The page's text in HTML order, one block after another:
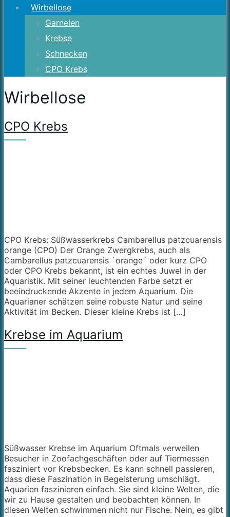
Wirbellose
Garnelen
Krebse
Schnecken
CPO Krebs
Wirbellose
CPO Krebs
CPO Krebs: Süßwasserkrebs Cambarellus patzcuarensis
orange (CPO) Der Orange Zwergkrebs, auch als
Cambarellus patzcuarensis `orange´ oder kurz CPO
oder CPO Krebs bekannt, ist ein echtes Juwel in der
Aquaristik. Mit seiner leuchtenden Farbe setzt er
beeindruckende Akzente in jedem Aquarium. Die
Aquarianer schätzen seine robuste Natur und seine
Aktivität im Becken. Dieser kleine Krebs ist […]
Krebse im Aquarium
Süßwasser Krebse im Aquarium Oftmals verweilen
Besucher in Zoofachgeschäften oder auf Tiermessen
fasziniert vor Krebsbecken. Es kann schnell passieren,
dass diese Faszination in Begeisterung umschlägt.
Aquarien faszinieren einfach. Sie sind kleine Welten, die
wir zu Hause gestalten und beobachten können. In
diesen Welten schwimmen nicht nur Fische. Nein, es gibt